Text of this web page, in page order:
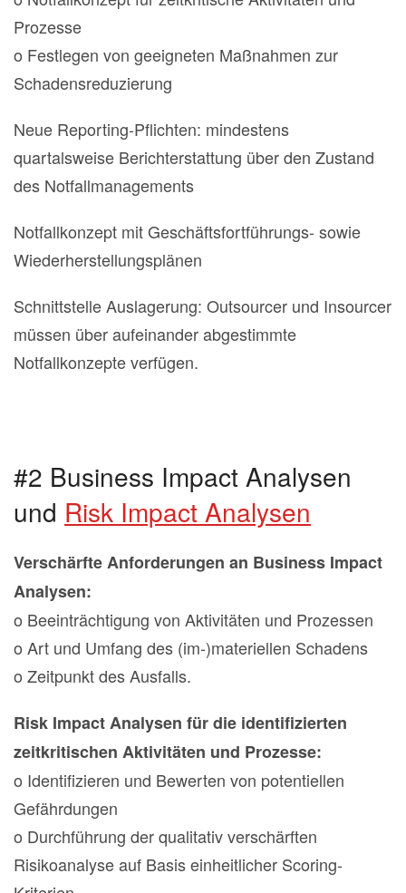
Prozesse
o Festlegen von geeigneten Maßnahmen zur
Schadensreduzierung
Neue Reporting-Pflichten: mindestens
quartalsweise Berichterstattung über den Zustand
des Notfallmanagements
Notfallkonzept mit Geschäftsfortführungs- sowie
Wiederherstellungsplänen
Schnittstelle Auslagerung: Outsourcer und Insourcer
müssen über aufeinander abgestimmte
Notfallkonzepte verfügen.
#2 Business Impact Analysen
und Risk Impact Analysen
Verschärfte Anforderungen an Business Impact
Analysen:
o Beeinträchtigung von Aktivitäten und Prozessen
o Art und Umfang des (im-)materiellen Schadens
o Zeitpunkt des Ausfalls.
Risk Impact Analysen für die identifizierten
zeitkritischen Aktivitäten und Prozesse:
o Identifizieren und Bewerten von potentiellen
Gefährdungen
o Durchführung der qualitativ verschärften
Risikoanalyse auf Basis einheitlicher Scoring-